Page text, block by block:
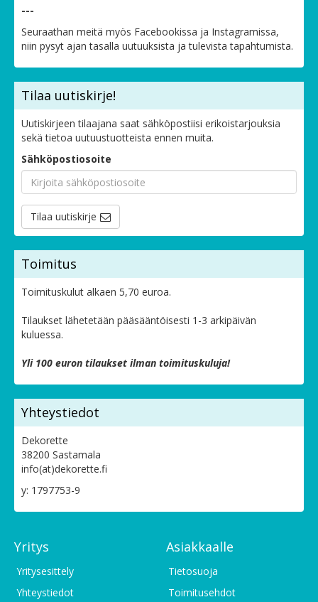
---
Seuraathan meitä myös Facebookissa ja Instagramissa,
niin pysyt ajan tasalla uutuuksista ja tulevista tapahtumista.
Tilaa uutiskirje!
Uutiskirjeen tilaajana saat sähköpostiisi erikoistarjouksia
sekä tietoa uutuustuotteista ennen muita.
Sähköpostiosoite
Tilaa uutiskirje
Toimitus
Toimituskulut alkaen 5,70 euroa.
Tilaukset lähetetään pääsääntöisesti 1-3 arkipäivän
kuluessa.
Yli 100 euron tilaukset ilman toimituskuluja!
Yhteystiedot
Dekorette
38200 Sastamala
info(at)dekorette.fi
y: 1797753-9
Yritys
Yritysesittely
Yhteystiedot
Asiakkaalle
Tietosuoja
Toimitusehdot